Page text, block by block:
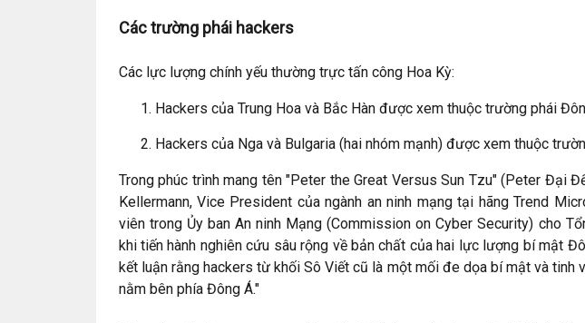
Các trường phái hackers
Các lực lượng chính yếu thường trực tấn công Hoa Kỳ:
Hackers của Trung Hoa và Bắc Hàn được xem thuộc trường phái
Hackers của Nga và Bulgaria (hai nhóm mạnh) được xem thuộc
Trong phúc trình mang tên "Peter the Great Versus Sun Tzu" (Peter Đại
Kellermann, Vice President của ngành an ninh mạng tại hãng Trend
viên trong Ủy ban An ninh Mạng (Commission on Cyber Security) cho
khi tiến hành nghiên cứu sâu rộng về bản chất của hai lực lượng bí mật
kết luận rằng hackers từ khối Sô Viết cũ là một mối đe dọa bí mật và tinh
nằm bên phía Đông Á."